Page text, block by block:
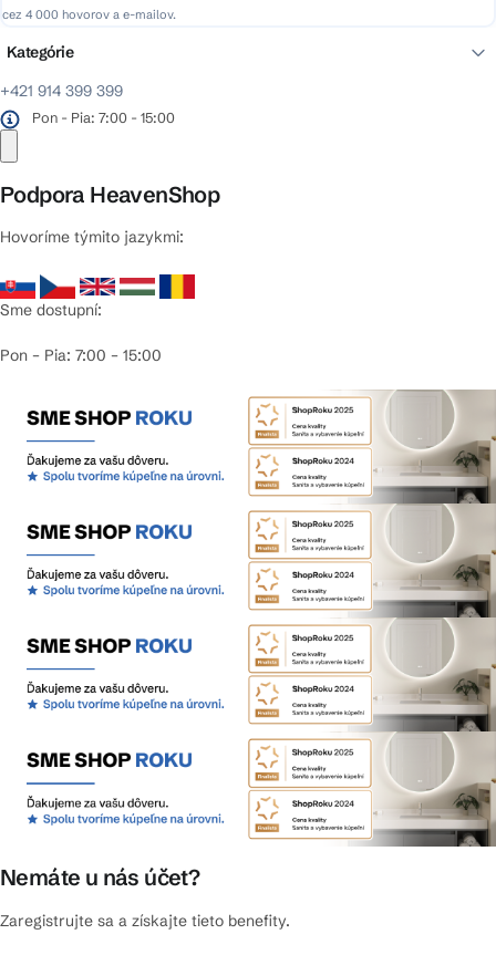
cez 4 000 hovorov a e-mailov.
+421 914 399 399
Pon - Pia: 7:00 - 15:00
Podpora HeavenShop
Hovoríme týmito jazykmi:
Sme dostupní:
Pon – Pia: 7:00 – 15:00
Nemáte u nás účet?
Zaregistrujte sa a získajte tieto benefity.
Kategórie